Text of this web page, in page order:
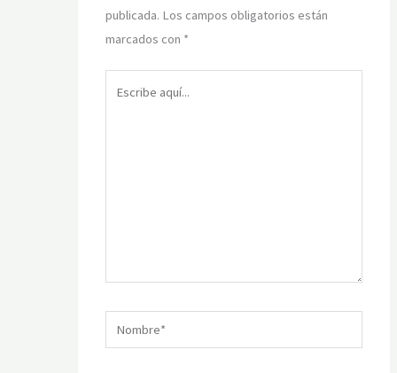
publicada. Los campos obligatorios están
marcados con *
Nombre*